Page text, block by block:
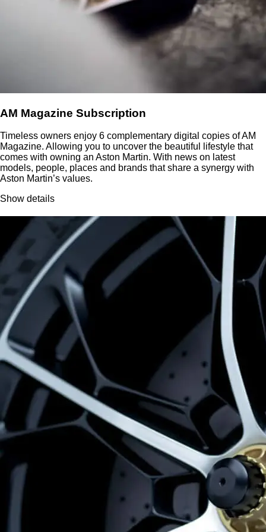
AM Magazine Subscription
Timeless owners enjoy 6 complementary digital copies of AM
Magazine. Allowing you to uncover the beautiful lifestyle that
comes with owning an Aston Martin. With news on latest
models, people, places and brands that share a synergy with
Aston Martin’s values.
Show details